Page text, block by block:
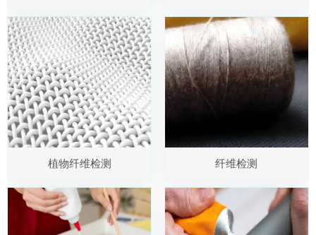
植物纤维检测 纤维检测